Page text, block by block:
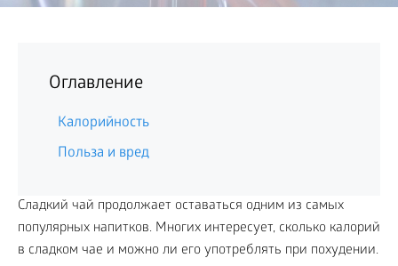
Оглавление
Калорийность
Польза и вред
Сладкий чай продолжает оставаться одним из самых
популярных напитков. Многих интересует, сколько калорий
в сладком чае и можно ли его употреблять при похудении.